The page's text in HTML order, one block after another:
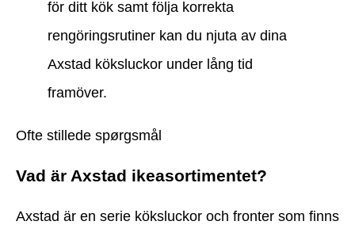
för ditt kök samt följa korrekta
rengöringsrutiner kan du njuta av dina
Axstad köksluckor under lång tid
framöver.
Ofte stillede spørgsmål
Vad är Axstad ikeasortimentet?
Axstad är en serie köksluckor och fronter som finns